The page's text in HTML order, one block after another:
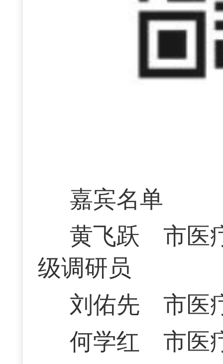
嘉宾名单
黄飞跃 市医
级调研员
刘佑先 市医
何学红 市医